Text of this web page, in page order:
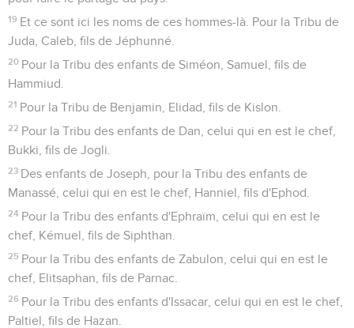
19 Et ce sont ici les noms de ces hommes-là. Pour la Tribu de
Juda, Caleb, fils de Jéphunné.
20 Pour la Tribu des enfants de Siméon, Samuel, fils de
Hammiud.
21 Pour la Tribu de Benjamin, Elidad, fils de Kislon.
22 Pour la Tribu des enfants de Dan, celui qui en est le chef,
Bukki, fils de Jogli.
23 Des enfants de Joseph, pour la Tribu des enfants de
Manassé, celui qui en est le chef, Hanniel, fils d'Ephod.
24 Pour la Tribu des enfants d'Ephraïm, celui qui en est le
chef, Kémuel, fils de Siphthan.
25 Pour la Tribu des enfants de Zabulon, celui qui en est le
chef, Elitsaphan, fils de Parnac.
26 Pour la Tribu des enfants d'Issacar, celui qui en est le chef,
Paltiel, fils de Hazan.